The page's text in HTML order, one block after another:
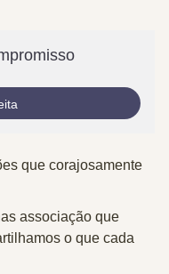
que corajosamente
associação que
o que cada